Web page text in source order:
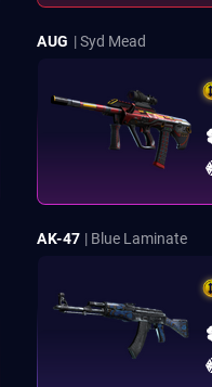
AUG | Syd Mead
AK-47 | Blue Laminate